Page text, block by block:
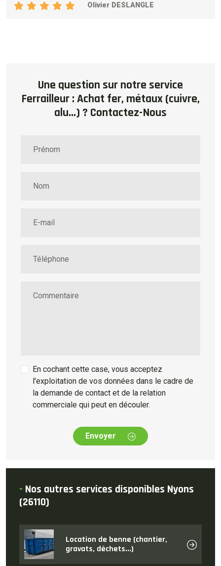
Olivier DESLANGLE
Une question sur notre service
Ferrailleur : Achat fer, métaux (cuivre,
alu...) ? Contactez-Nous
Prénom
Nom
E-mail
Téléphone
Commentaire
En cochant cette case, vous acceptez
l'exploitation de vos données dans le cadre de
la demande de contact et de la relation
commerciale qui peut en découler.
Envoyer
- Nos autres services disponibles Nyons
(26110)
Location de benne (chantier,
gravats, déchets...)